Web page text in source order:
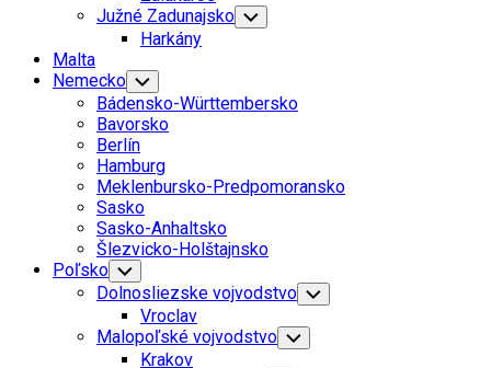
Južné Zadunajsko Toggle
Child
Harkány
Malta
Nemecko Toggle
Child
Menu
Bádensko-Württembersko
Bavorsko
Berlín
Hamburg
Meklenbursko-Predpomoransko
Sasko
Sasko-Anhaltsko
Šlezvicko-Holštajnsko
Poľsko Toggle
Child
Menu
Dolnosliezske vojvodstvo Toggle
Child
Menu
Vroclav
Malopoľské vojvodstvo Toggle
Child
Krakov